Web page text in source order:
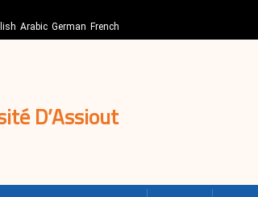
Arabic German French
D’Assiout